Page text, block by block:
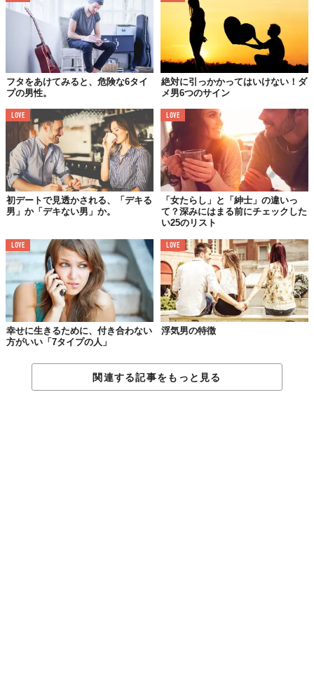
近くに「いる」か
「いない」か
いい人はあなたが必要としてない時は側にいるくせに、いざ必要
なときになると、近くにいない。彼らは自分の都合のいいときだ
けあなたのそばにいて、何か不都合があるときや機嫌が悪いとき
は連絡がつかなくなる。
いい男はあなたが必要としているとき、必ずそばにいてくれる。
さらに都合が悪いときでも…。なぜなら、それは彼らにとって不
都合なことではないから。自分のことよりもあなたの幸せを気に
かけてくれる。
06.
「装わない」か
フタをあけてみると、危険な6タイ
プの男性。
絶対に引っかかってはいけない！ダ
メ男6つのサイン
LOVE
初デートで見透かされる、「デキる
男」か「デキない男」か。
LOVE
「女たらし」と「紳士」の違いっ
て？深みにはまる前にチェックした
い25のリスト
LOVE
幸せに生きるために、付き合わない
方がいい「7タイプの人」
LOVE
浮気男の特徴
関連する記事をもっと見る